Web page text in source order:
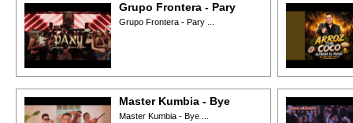
Grupo Frontera - Pary
Grupo Frontera - Pary ...
Master Kumbia - Bye
Master Kumbia - Bye ...